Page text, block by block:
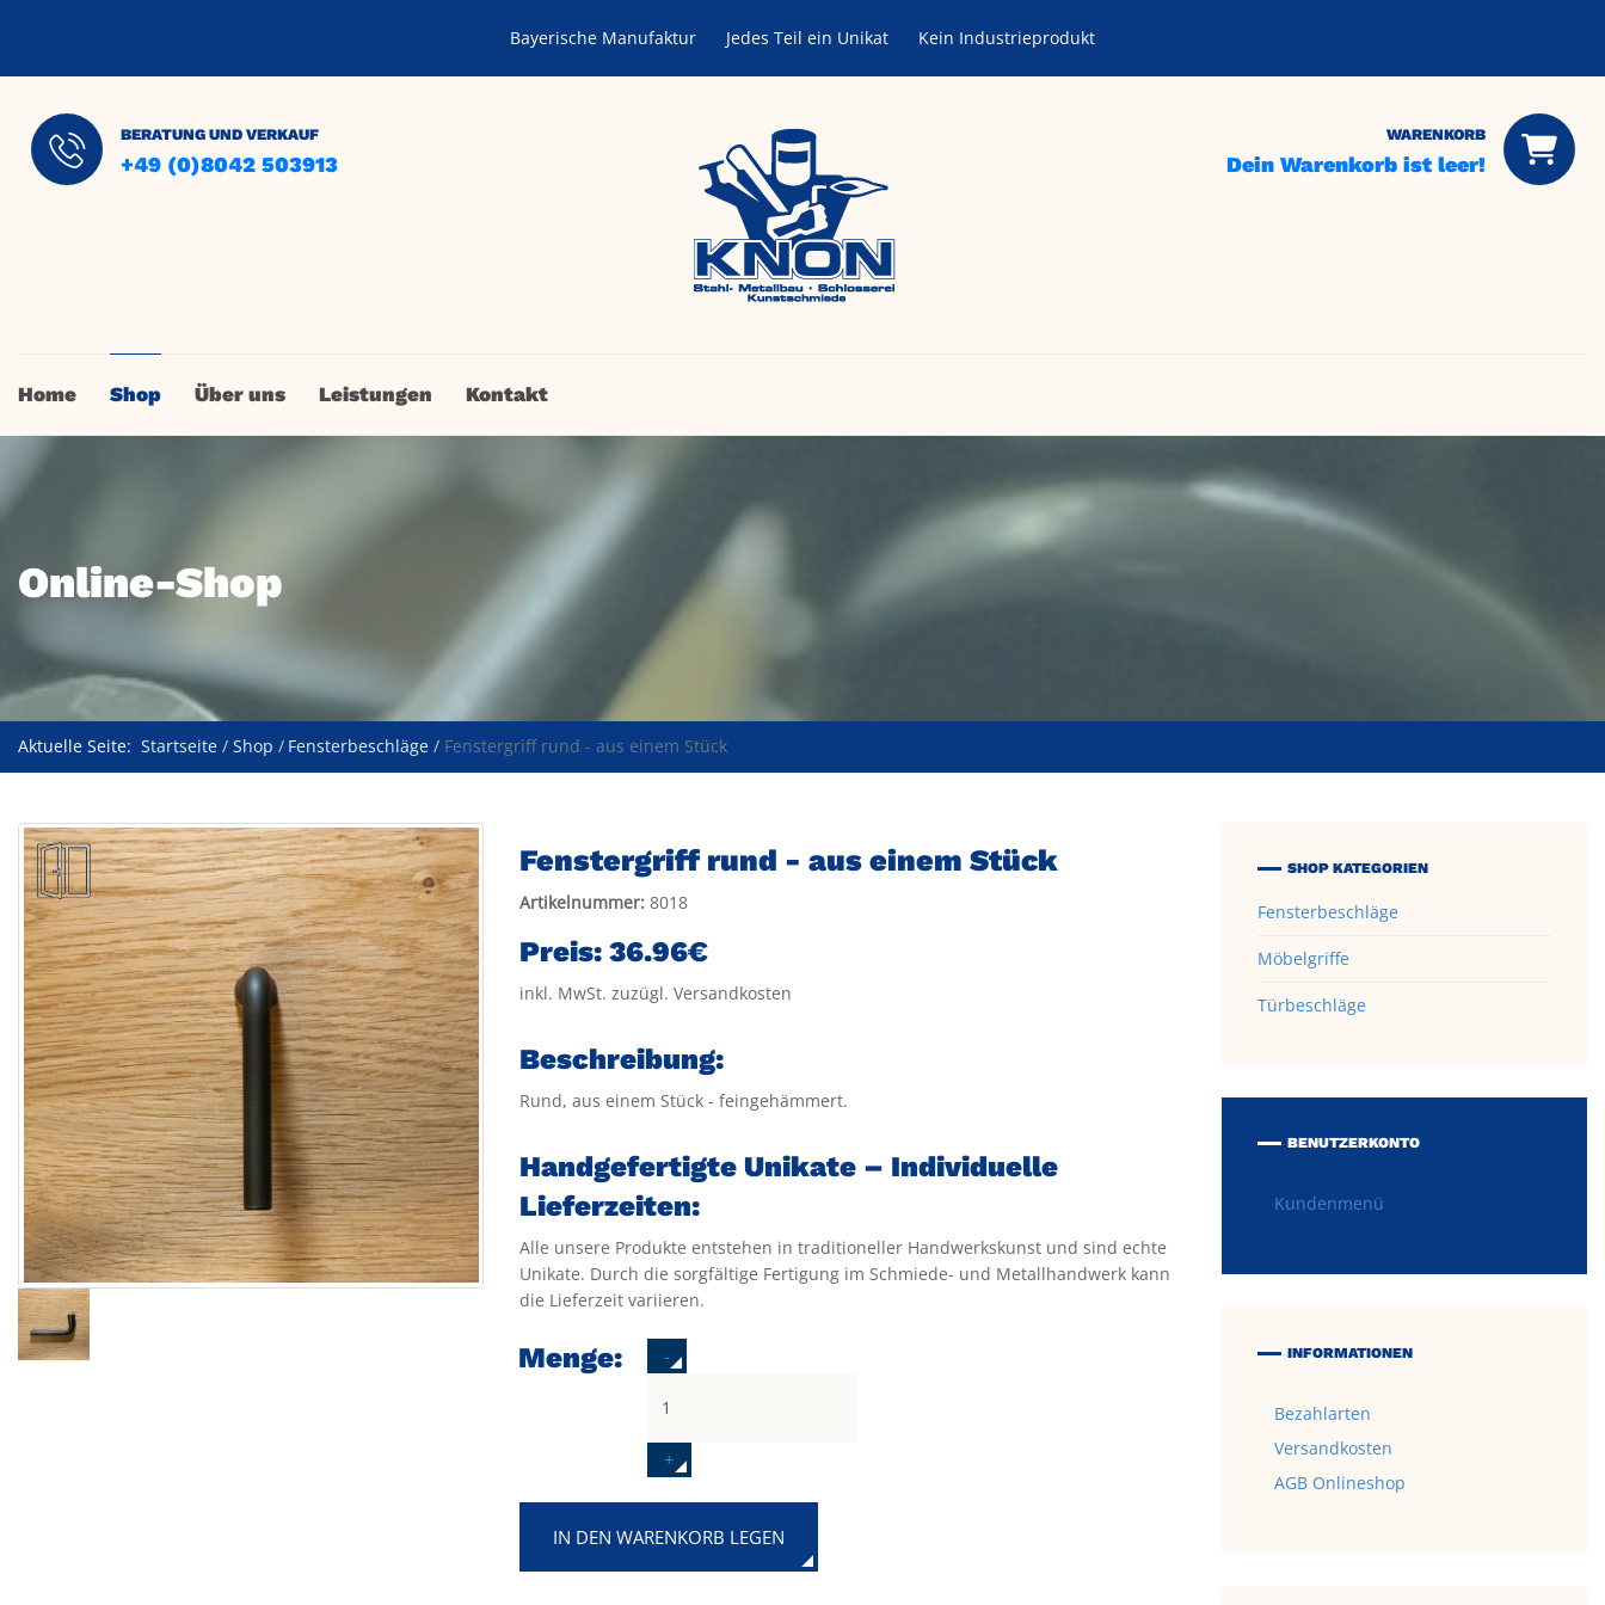
Bayerische Manufaktur Jedes Teil ein Unikat Kein Industrieprodukt
BERATUNG UND VERKAUF
+49 (0)8042 503913
WARENKORB
Dein Warenkorb ist leer!
Home Shop Über uns Leistungen Kontakt
Online-Shop
Aktuelle Seite: Startseite Shop Fensterbeschläge Fenstergriff rund - aus einem Stück
Fenstergriff rund - aus einem Stück
Artikelnummer: 8018
Preis: 36.96€
inkl. MwSt. zuzügl. Versandkosten
Beschreibung:
Rund, aus einem Stück - feingehämmert.
Handgefertigte Unikate – Individuelle
Lieferzeiten:
Alle unsere Produkte entstehen in traditioneller Handwerkskunst und sind echte
Unikate. Durch die sorgfältige Fertigung im Schmiede- und Metallhandwerk kann
die Lieferzeit variieren.
Menge: -
+
IN DEN WARENKORB LEGEN
SHOP KATEGORIEN
Fensterbeschläge
Möbelgriffe
Türbeschläge
BENUTZERKONTO
Kundenmenü
INFORMATIONEN
Bezahlarten
Versandkosten
AGB Onlineshop